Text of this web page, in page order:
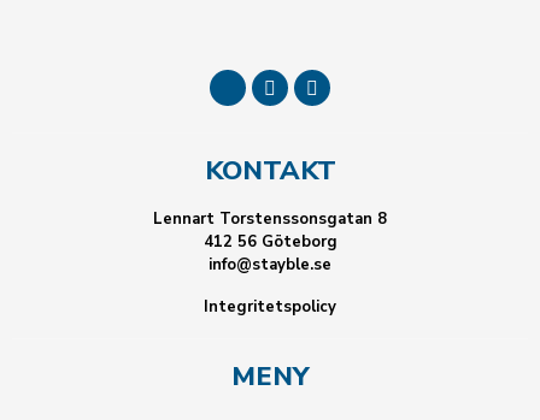
KONTAKT
Lennart Torstenssonsgatan 8
412 56 Göteborg
info@stayble.se
Integritetspolicy
MENY